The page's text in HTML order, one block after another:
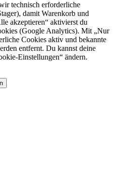
technisch erforderliche
damit Warenkorb und
akzeptieren“ aktivierst du
(Google Analytics). Mit „Nur
Cookies aktiv und bekannte
entfernt. Du kannst deine
Einstellungen“ ändern.